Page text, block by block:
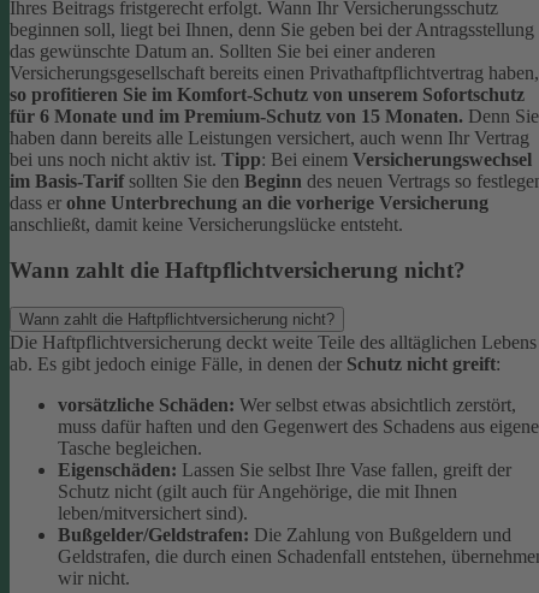
Ihres Beitrags fristgerecht erfolgt. Wann Ihr Versicherungsschutz
beginnen soll, liegt bei Ihnen, denn Sie geben bei der Antragsstellung
das gewünschte Datum an. Sollten Sie bei einer anderen
Versicherungsgesellschaft bereits einen Privathaftpflichtvertrag haben,
so profitieren Sie im Komfort-Schutz von unserem Sofortschutz
für 6 Monate und im Premium-Schutz von 15 Monaten. Denn Sie
haben dann bereits alle Leistungen versichert, auch wenn Ihr Vertrag
bei uns noch nicht aktiv ist. Tipp: Bei einem Versicherungswechsel
im Basis-Tarifsollten Sie den Beginn des neuen Vertrags so
dass er ohne Unterbrechung an die vorherige Versicherung
anschließt, damit keine Versicherungslücke entsteht.
Wann zahlt die Haftpflichtversicherung nicht?
Wann zahlt die Haftpflichtversicherung nicht?
Die Haftpflichtversicherung deckt weite Teile des alltäglichen Lebens
ab. Es gibt jedoch einige Fälle, in denen der Schutz nicht greift:
vorsätzliche Schäden: Wer selbst etwas absichtlich zerstört,
muss dafür haften und den Gegenwert des Schadens aus
Tasche begleichen.
Eigenschäden: Lassen Sie selbst Ihre Vase fallen, greift der
Schutz nicht (gilt auch für Angehörige, die mit Ihnen
leben/mitversichert sind).
Bußgelder/Geldstrafen: Die Zahlung von Bußgeldern und
Geldstrafen, die durch einen Schadenfall entstehen,
wir nicht.